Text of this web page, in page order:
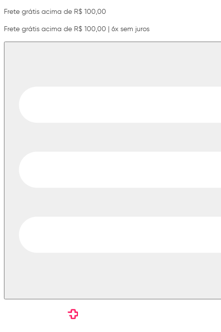
Frete grátis acima de R$ 100,00
Frete grátis acima de R$ 100,00 | 6x sem juros